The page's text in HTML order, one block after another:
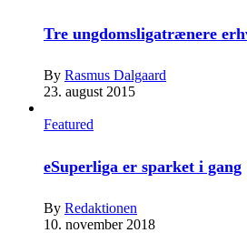
Tre ungdomsligatrænere
By Rasmus Dalgaard
23. august 2015
Featured
eSuperliga er sparket i gang
By Redaktionen
10. november 2018